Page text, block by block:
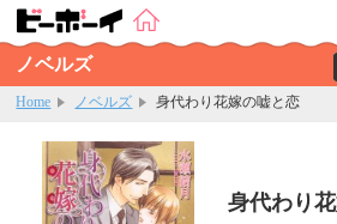
ノベルズ
Home ノベルズ 身代わり花嫁の嘘と恋
身代わり